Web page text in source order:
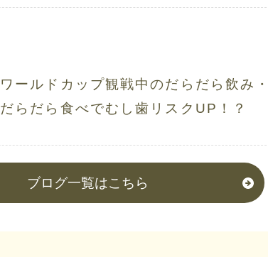
ワールドカップ観戦中のだらだら飲み・
だらだら食べでむし歯リスクUP！？
ブログ一覧はこちら